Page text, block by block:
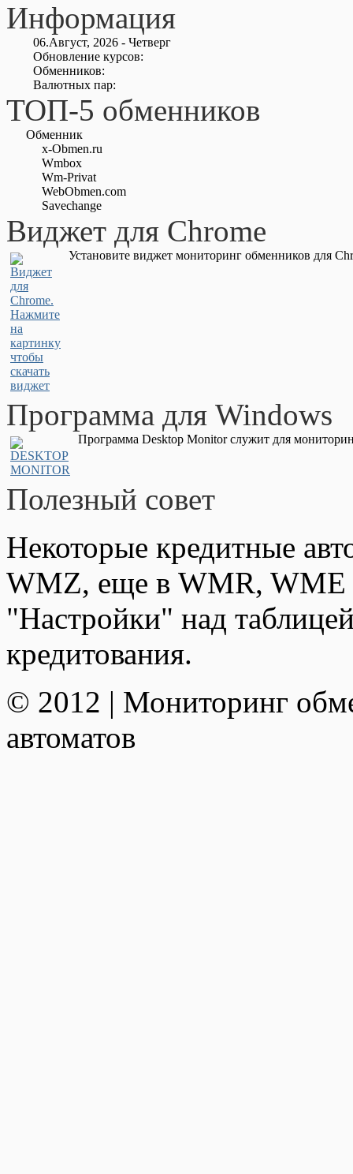
Информация
06.Август, 2026 - Четверг
Обновление курсов:
Обменников:
Валютных пар:
ТОП-5 обменников
Обменник
x-Obmen.ru
Wmbox
Wm-Privat
WebObmen.com
Savechange
Виджет для Chrome
Установите виджет мониторинг обменников для
Программа для Windows
Программа Desktop Monitor служит для
Полезный совет
Некоторые кредитные
WMZ, еще в WMR,
"Настройки" над
кредитования.
© 2012 | Мониторинг
автоматов